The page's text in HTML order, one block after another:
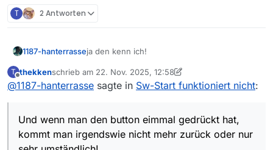
T 2 Antworten
1187-hanterrasseja den kenn ich!
Und wenn man den button eimmal gedrückt
hat, kommt man irgendswie nicht mehr
Computerbase oder Dr. Windows ist das viel
besser gelöst!!!
T
Offline
thekkenschrieb am 22. Nov. 2025, 12:58
zuletzt editiert von thekken
@1187-hanterrasse sagte in Sw-Start funktioniert nicht:
Und wenn man den button eimmal gedrückt hat,
kommt man irgendswie nicht mehr zurück oder nur